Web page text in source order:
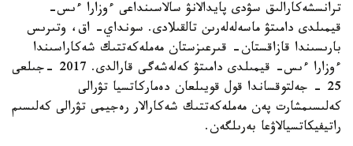
ترانسشەكارالىق سۋدى پايدالانۋ سالاسىنداعى ءوزارا ءىس-
قيمىلدى دامىتۋ ماسەلەلەرىن تالقىلادى. سونداي- اق، وتىرىس
بارىسىندا قازاقستان- قىرعىزستان مەملەكەتتىك شەكاراسىندا
ءوزارا ءىس- قيمىلدى دامىتۋ كەلەشەگى قارالدى. 2017 -جىلعى
25 - جەلتوقساندا قول قويىلعان دەماركاتسيا تۋرالى
كەلىسىمشارت پەن مەملەكەتتىك شەكارالار رەجيمى تۋرالى كەلىسىم
راتيفيكاتسيالاۋعا بەرىلگەن.